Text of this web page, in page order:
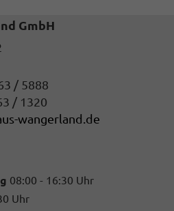
GmbH
/ 5888
/ 1320
wangerland.de
08:00 - 16:30 Uhr
Uhr